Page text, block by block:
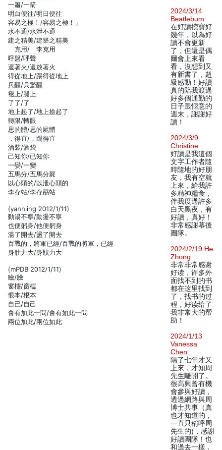
一簫/一箭
明白便往/明日便往
容易之極！/容易之極！」
水不通/水泄不通
建之精美/建築之精美
克用/ 李克用
呼盤/呼聲
還著火/還放著火
得從地上/踢得從地上
兵醒/兵驚醒
褪上/腿上
了了/了
地上起了/地上撿起了
轉限/轉眼
思的體/思的屍體
，得直/，踢得直
酒裝/酒袋
己知你/已知你
一孌/一變
五馬分/五馬分屍
以心頭的/以泄心頭的
李存站/李存勗站
(yannling 2012/1/11)
動湯不寧/動盪不寧
也便躬身/他便躬身
湯了開去/盪了開去
百戰的，將軍已經/百戰的將軍，已經
身肚力大/身狀力大
(mPDB 2012/1/11)
瞼/臉
窗欞/窗櫺
恨本/根本
自已/自己
會有加此一問/會有如此一問
兩位加此/兩位如此
2024/3/14
Beatlebum
在好讀挖寶好
幾年，以為好
讀不會更新
了，但還是偶
爾會上來看
看，沒想到又
有新書了，超
級感動！好讀
真的陪我渡過
好多個通勤的
日子跟愜意的
週末，謝謝好
讀！
2024/3/9
Christine
好讀是我這個
文字工作者隨
時隨地的好朋
友，我有空就
上來，給我許
多精神糧食，
伴我度過許多
白天黑夜，有
好讀，真好！
非常感謝幕後
團隊。
2024/2/19 He
Zhong
非常非常感谢
好读，许多外
面找不到的书
都在这里找到
了，找书的过
程，好读给了
我非常大的帮
助！
2024/1/13
Vanessa
Chen
隔了七年才又
上來，才知周
先生離開了。
很高興曾有機
會參與好讀，
透過網路與周
博士共事（真
也才知道的，
一直只稱呼周
先生的)，感謝
好讀團隊！也
和過去一樣，